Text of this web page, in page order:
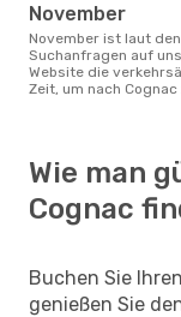
November
November ist laut den
Suchanfragen auf
Website die
Zeit, um nach Cognac
Wie man
Cognac
Buchen Sie
genießen Sie